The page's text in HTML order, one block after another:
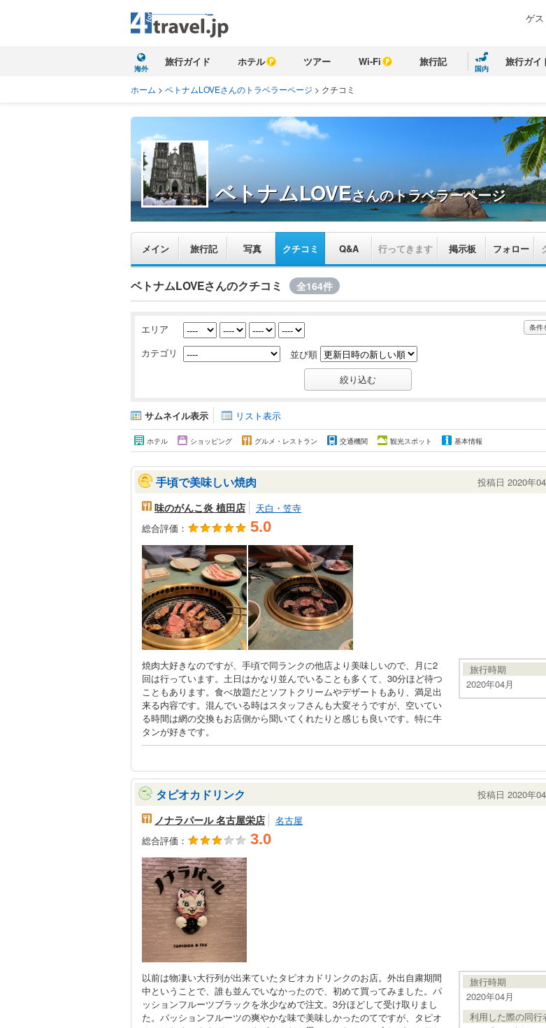
ゲ
海外
旅行ガイド ホテル ツアー Wi-Fi 旅行記
国内
旅行ガイ
ホーム > ベトナムLOVEさんのトラベラーページ > クチコミ
ベトナムLOVEさんのトラベラーページ
メイン 旅行記 写真 クチコミ Q&A 行ってきます 掲示板 フォロー
ベトナムLOVEさんのクチコミ 全164件
条件
エリア
カテゴリ
並び順
サムネイル表示 リスト表示
ホテル ショッピング グルメ・レストラン 交通機関 観光スポット 基本情報
手頃で美味しい焼肉 投稿日 2020年
味のがんこ炎 植田店
天白・笠寺
総合評価：
5.0
焼肉大好きなのですが、手頃で同ランクの他店より美味しいので、月に2
回は行っています。土日はかなり並んでいることも多くて、30分ほど待つ
こともあります。食べ放題だとソフトクリームやデザートもあり、満足出
来る内容です。混んでいる時はスタッフさんも大変そうですが、空いてい
る時間は網の交換もお店側から聞いてくれたりと感じも良いです。特に牛
タンが好きです。
旅行時期
2020年04月
タピオカドリンク 投稿日 2020年
ノナラパール 名古屋栄店
名古屋
総合評価：
3.0
以前は物凄い大行列が出来ていたタピオカドリンクのお店。外出自粛期間
中ということで、誰も並んでいなかったので、初めて買ってみました。パ
ッションフルーツブラックを氷少なめで注文。3分ほどして受け取りまし
た。パッションフルーツの爽やかな味で美味しかったのてですが、タピオ
旅行時期
2020年04月
利用した際の同行